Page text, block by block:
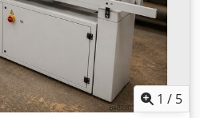
1 / 5